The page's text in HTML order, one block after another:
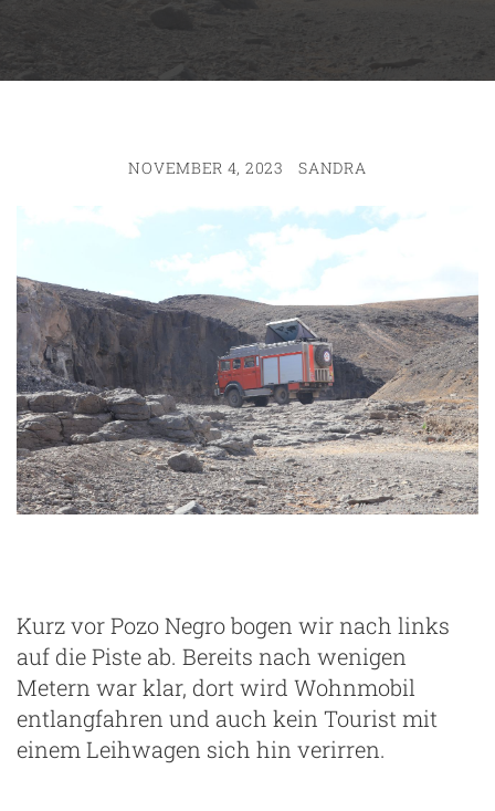
NOVEMBER 4, 2023 SANDRA
Kurz vor Pozo Negro bogen wir nach links
auf die Piste ab. Bereits nach wenigen
Metern war klar, dort wird Wohnmobil
entlangfahren und auch kein Tourist mit
einem Leihwagen sich hin verirren.